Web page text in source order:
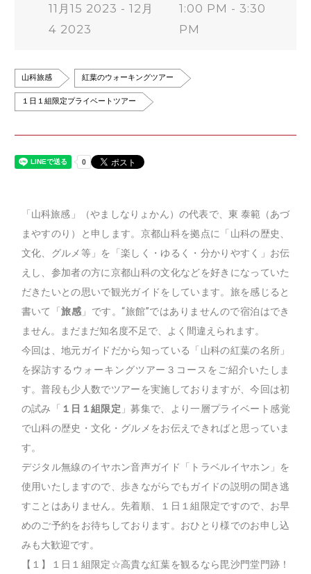
11月15 2023 - 12月
4 2023
1:00 PM - 3:30
PM
山科旅感 紅葉のウォーキングツアー
１日１組限定プライベートツアー
「山科旅感」（やましなりょかん）の代表で、東 泰範（あづ
まやすのり）と申します。京都山科を拠点に「山科の歴史、
文化、グルメ等」を「楽しく・ゆるく・分かりやすく」お伝
えし、参加者の方に京都山科の文化などを好きになっていた
だきたいとの思いで観光ガイドをしています。旅を感じると
書いて「旅感 」です。“旅館”ではありませんので宿泊はでき
ません。まだまだ知名度不足で、よく間違えられます。
今回は、地元ガイドだから知っている「山科の紅葉の名所」
を探訪するウォーキングツアー３コースをご紹介いたしま
す。普段も少人数でツアーを実施しておりますが、今回は初
の試み「 １日１組限定 」募集で、より一層プライベート感覚
で山科の歴史・文化・グルメをお伝えできればと思っていま
す。
デジタル無線のイヤホン音声ガイド「トラベルイヤホン」を
使用いたしますので、歩きながらでもガイドの説明の聞き逃
すことはありません。先着順、１日１組限定ですので、お早
めのご予約をお待ちしております。おひとり様でのお申し込
みも大歓迎です。
【１】１日１組限定☆高貴な紅葉を観るなら毘沙門堂門跡！